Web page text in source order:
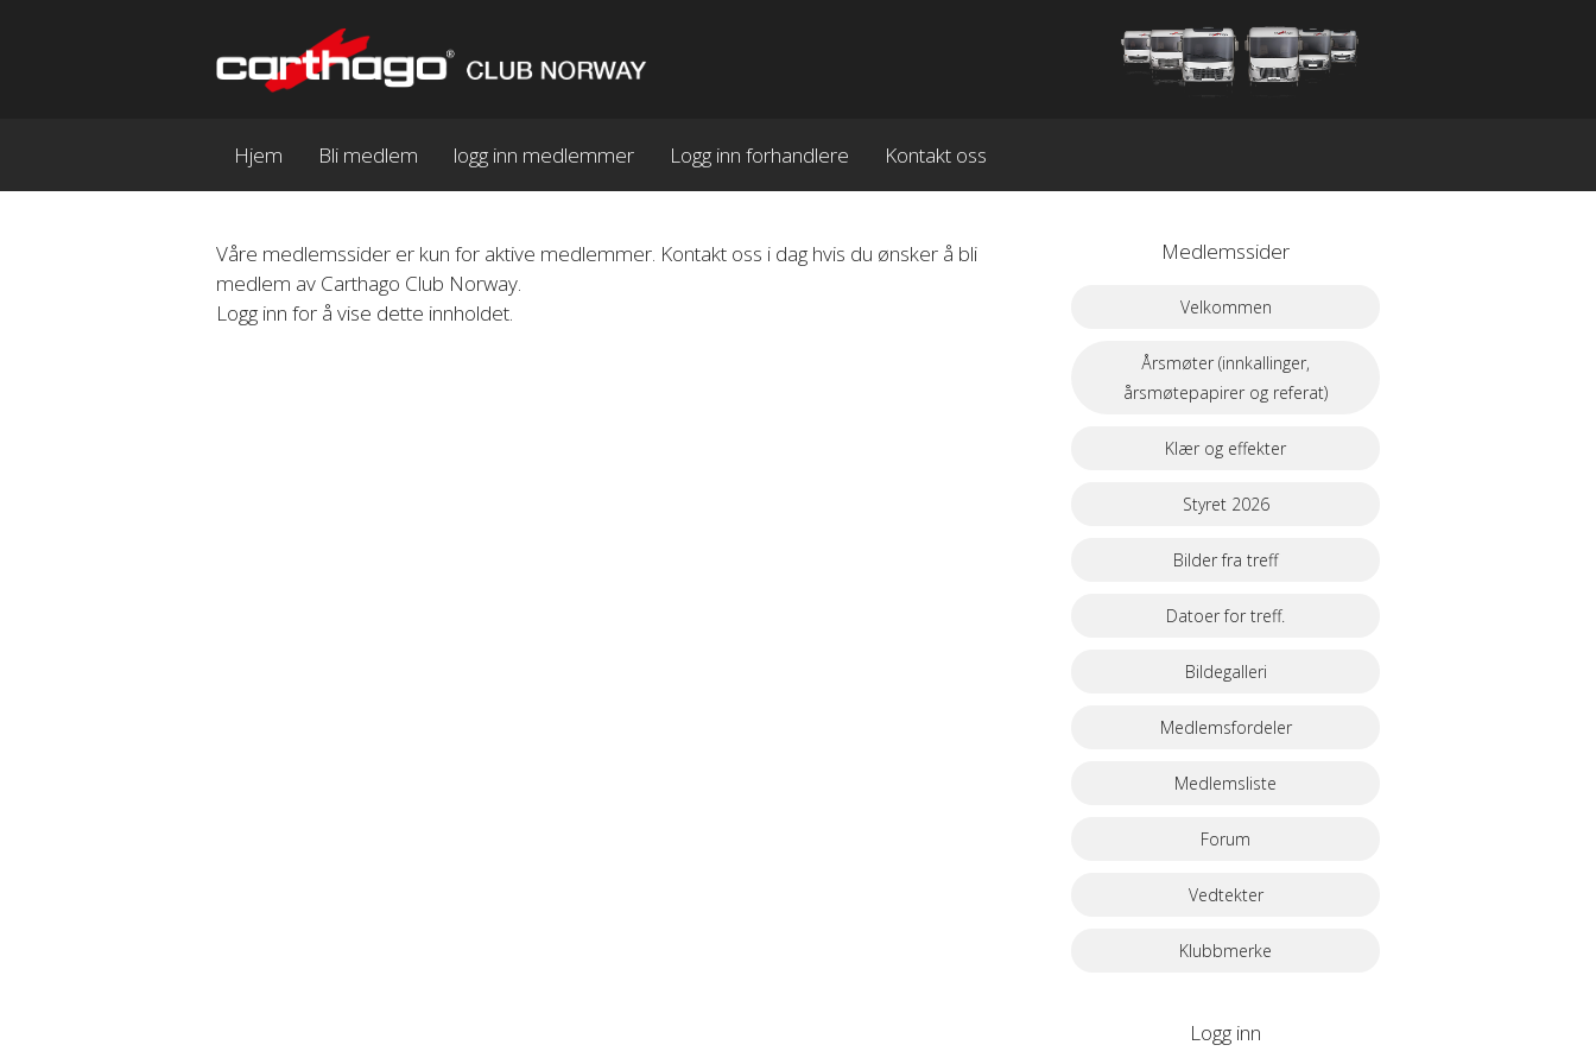
Hjem Bli medlem logg inn medlemmer Logg inn forhandlere Kontakt oss
Våre medlemssider er kun for aktive medlemmer. Kontakt oss i dag hvis du ønsker å bli
medlem av Carthago Club Norway.
Logg inn for å vise dette innholdet.
Medlemssider
Velkommen
Årsmøter (innkallinger,
årsmøtepapirer og referat)
Klær og effekter
Styret 2026
Bilder fra treff
Datoer for treff.
Bildegalleri
Medlemsfordeler
Medlemsliste
Forum
Vedtekter
Klubbmerke
Logg inn